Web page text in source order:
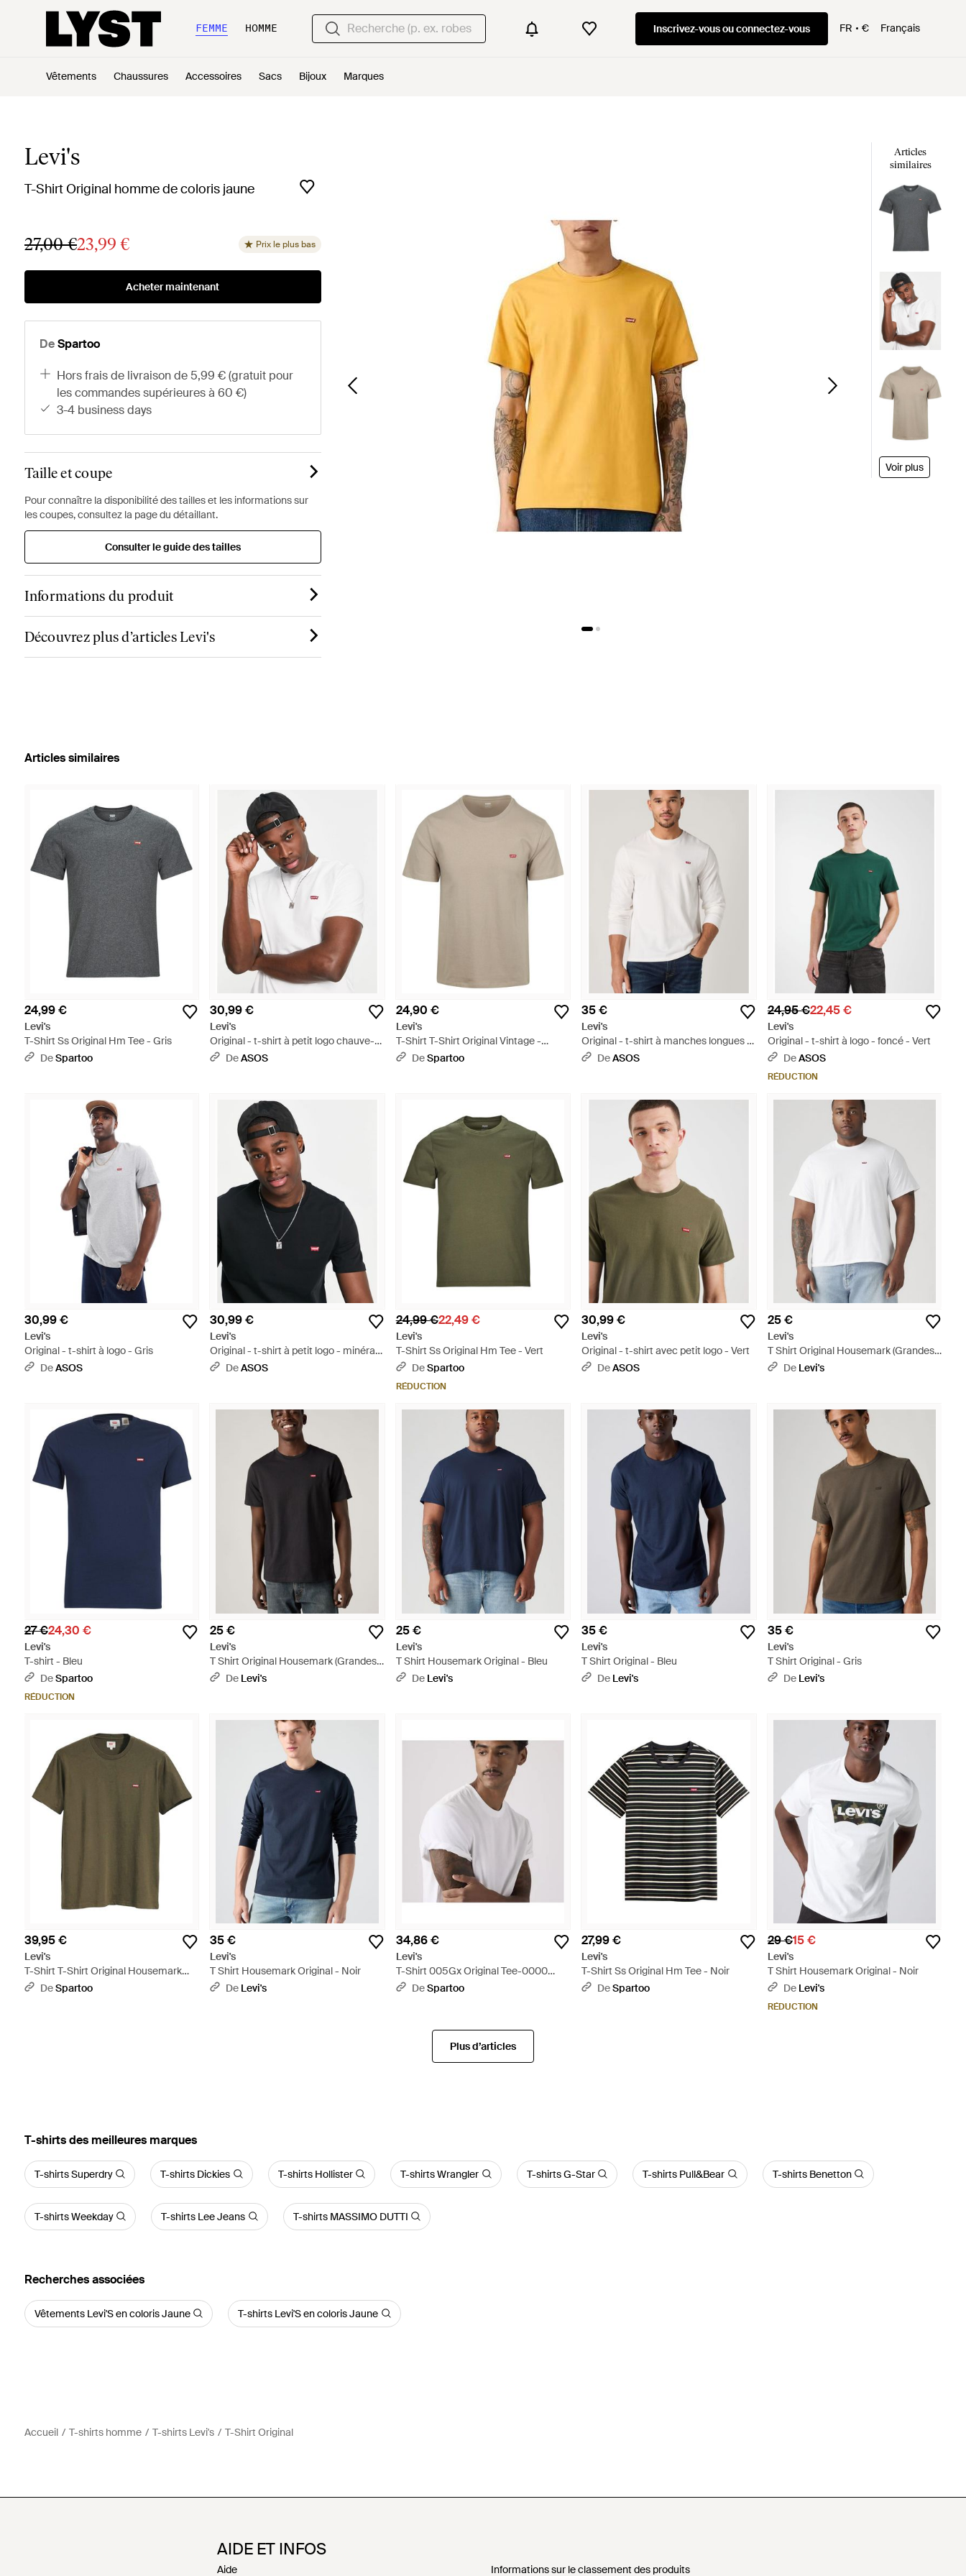
FEMME HOMME Inscrivez-vous ou connectez-vous FR € Français
Vêtements Chaussures Accessoires Sacs Bijoux Marques
Levi's
T-Shirt Original homme de coloris jaune
27,00 €23,99 € Prix le plus bas
Acheter maintenant
De Spartoo
hors frais de livraison de 5,99 € (gratuit pour
les commandes supérieures à 60 €)
3-4 business days
Taille et coupe
Pour connaître la disponibilité des tailles et les informations sur
les coupes, consultez la page du détaillant.
Consulter le guide des tailles
Informations du produit
Découvrez plus d’articles Levi's
Articles
similaires
Voir plus
Articles similaires
24,99 €
Levi's
T-Shirt Ss Original Hm Tee - Gris
DeSpartoo
30,99 €
Levi's
Original - t-shirt à petit logo chauve-
souris - Blanc
DeASOS
24,90 €
Levi's
T-Shirt T-Shirt Original Vintage -
Neutre
DeSpartoo
35 €
Levi's
Original - t-shirt à manches longues -
neutre - Blanc
DeASOS
24,95 €22,45 €
Levi's
Original - t-shirt à logo - foncé - Vert
DeASOS
RÉDUCTION
30,99 €
Levi's
Original - t-shirt à logo - Gris
DeASOS
30,99 €
Levi's
Original - t-shirt à petit logo - minéral -
NoirDeASOS
24,99 €22,49 €
Levi's
T-Shirt Ss Original Hm Tee - Vert
DeSpartoo
RÉDUCTION
30,99 €
Levi's
Original - t-shirt avec petit logo - Vert
DeASOS
25 €
Levi's
T Shirt Original Housemark (Grandes
Tailles) - Blanc
De Levi's
27 €24,30 €
Levi's
T-shirt - Bleu
DeSpartoo
RÉDUCTION
25 €
Levi's
T Shirt Original Housemark (Grandes
Tailles) - Noir
De Levi's
25 €
Levi's
T Shirt Housemark Original - Bleu
De Levi's
35 €
Levi's
T Shirt Original - Bleu
De Levi's
35 €
Levi's
T Shirt Original - Gris
De Levi's
39,95 €
Levi's
T-Shirt T-Shirt Original Housemark
Tee - Vert
DeSpartoo
35 €
Levi's
T Shirt Housemark Original - Noir
De Levi's
34,86 €
Levi's
T-Shirt 005Gx Original Tee-0000
Bright - Blanc
DeSpartoo
27,99 €
Levi's
T-Shirt Ss Original Hm Tee - Noir
DeSpartoo
29 €15 €
Levi's
T Shirt Housemark Original - Noir
De Levi's
RÉDUCTION
Plus d’articles
‪T-shirts‬ des meilleures marques
T-shirts Superdry T-shirts Dickies T-shirts Hollister T-shirts Wrangler T-shirts G-Star T-shirts Pull&Bear T-shirts Benetton
T-shirts Weekday T-shirts Lee Jeans T-shirts MASSIMO DUTTI
Recherches associées
Vêtements Levi'S en coloris Jaune T-shirts Levi'S en coloris Jaune
Accueil T-shirts homme T-shirts Levi's T-Shirt Original
AIDE ET INFOS
Aide Informations sur le classement des produits